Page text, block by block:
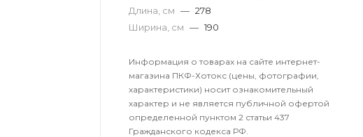
Длина, см — 278
Ширина, см — 190
Информация о товарах на сайте интернет-
магазина ПКФ-Хотокс (цены, фотографии,
характеристики) носит ознакомительный
характер и не является публичной офертой
определенной пунктом 2 статьи 437
Гражданского кодекса РФ.